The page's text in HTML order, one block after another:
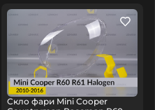
Скло фари Mini Cooper